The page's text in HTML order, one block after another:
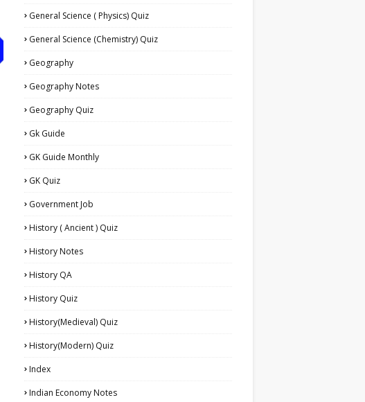
General Science ( Physics) Quiz
General Science (Chemistry) Quiz
Geography
Geography Notes
Geography Quiz
Gk Guide
GK Guide Monthly
GK Quiz
Government Job
History ( Ancient ) Quiz
History Notes
History QA
History Quiz
History(Medieval) Quiz
History(Modern) Quiz
Index
Indian Economy Notes